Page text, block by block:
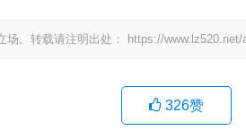
场。转载请注明出处： https://
326赞